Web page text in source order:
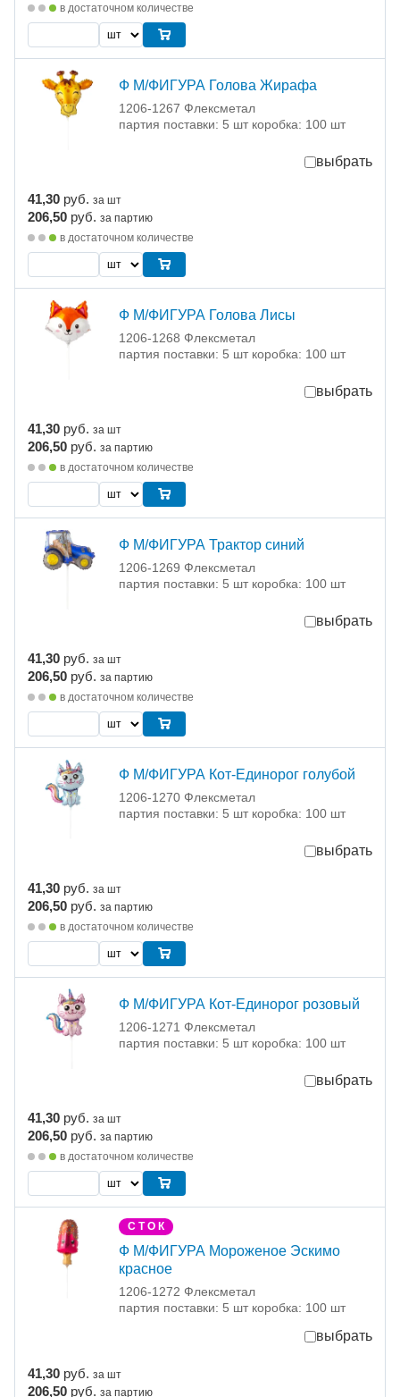
в достаточном количестве
Ф М/ФИГУРА Голова Жирафа
1206-1267 Флексметал
партия поставки: 5 шт коробка: 100 шт
выбрать
41,30 руб. за шт
206,50 руб. за партию
в достаточном количестве
Ф М/ФИГУРА Голова Лисы
1206-1268 Флексметал
партия поставки: 5 шт коробка: 100 шт
выбрать
41,30 руб. за шт
206,50 руб. за партию
в достаточном количестве
Ф М/ФИГУРА Трактор синий
1206-1269 Флексметал
партия поставки: 5 шт коробка: 100 шт
выбрать
41,30 руб. за шт
206,50 руб. за партию
в достаточном количестве
Ф М/ФИГУРА Кот-Единорог голубой
1206-1270 Флексметал
партия поставки: 5 шт коробка: 100 шт
выбрать
41,30 руб. за шт
206,50 руб. за партию
в достаточном количестве
Ф М/ФИГУРА Кот-Единорог розовый
1206-1271 Флексметал
партия поставки: 5 шт коробка: 100 шт
выбрать
41,30 руб. за шт
206,50 руб. за партию
в достаточном количестве
С Т О К
Ф М/ФИГУРА Мороженое Эскимо
красное
1206-1272 Флексметал
партия поставки: 5 шт коробка: 100 шт
выбрать
41,30 руб. за шт
206,50 руб. за партию